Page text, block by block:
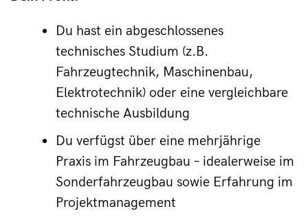
Du hast ein abgeschlossenes
technisches Studium (z.B.
Fahrzeugtechnik, Maschinenbau,
Elektrotechnik) oder eine vergleichbare
technische Ausbildung
Du verfügst über eine mehrjährige
Praxis im Fahrzeugbau – idealerweise im
Sonderfahrzeugbau sowie Erfahrung im
Projektmanagement